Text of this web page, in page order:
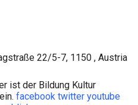
22/5-7, 1150 , Austria
ist der Bildung Kultur
facebook twitter youtube